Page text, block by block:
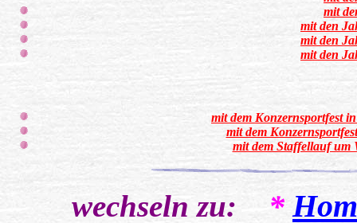
mit
mit den
mit den
mit den
mit dem Konzernsportfest
mit dem
mit dem Staffellauf um
wechseln zu: *